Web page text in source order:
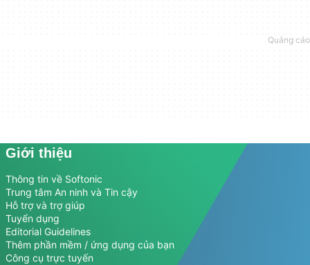
Giới thiệu
Thông tin về Softonic
Trung tâm An ninh và Tin cậy
Hỗ trợ và trợ giúp
Tuyển dụng
Editorial Guidelines
Thêm phần mềm / ứng dụng của bạn
Công cụ trực tuyến